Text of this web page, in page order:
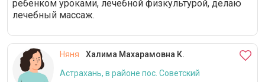
ребенком уроками, лечебной физкультурой, делаю
лечебный массаж.
Няня
Халима Махарамовна К.
Астрахань, в районе пос. Советский